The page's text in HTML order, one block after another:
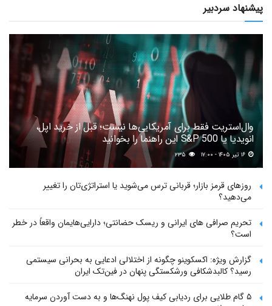
پیشنهاد سردبیر
وال‌استریت فقط برای آمریکایی‌ها نیست؛ قبل از خرید اپل،
انویدیا یا S&P 500 این راهنما را بخوانید
۲۳۵
روزهای قرمز بازار؛ قربانی ترس می‌شوید یا استراتژی‌تان را تغییر
می‌دهید؟
تحریم صرافی های ایرانی و ریسک حضانتی؛ دارایی‌هایمان واقعاً در خطر
است؟
گزارش ویژه: اکسکوینو چگونه از اختلالی ادعایی به بحرانی سیستمی
رسید؟ کالبدشکافی ورشکستگی پنهان در فین‌تک ایران
۵ گام طلایی برای ردیابی کیف پول‌ نهنگ‌ها و به دست آوردن سرمایه